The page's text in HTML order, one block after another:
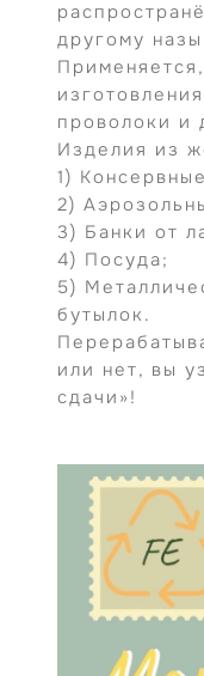
другому
проволоки и
Изделия из
1)
2)
3) Банки от
4) Посуда;
5)
бутылок.
или нет, вы
сдачи»!